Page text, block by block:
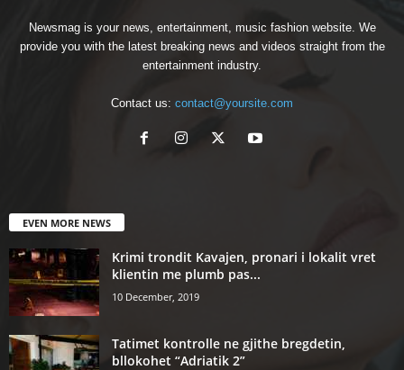
Newsmag is your news, entertainment, music fashion website. We
provide you with the latest breaking news and videos straight from the
entertainment industry.
Contact us: contact@yoursite.com
EVEN MORE NEWS
Krimi trondit Kavajen, pronari i lokalit vret
klientin me plumb pas...
10 December, 2019
Tatimet kontrolle ne gjithe bregdetin,
bllokohet “Adriatik 2”